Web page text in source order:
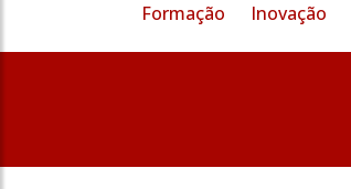
Formação Inovação